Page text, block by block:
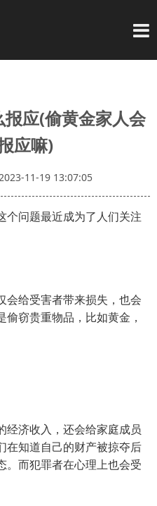
导
应(偷黄金家人会
应嘛)
11-19 13:07:05
个问题最近成为了人们关注
会给受害者带来损失，也会
窃贵重物品，比如黄金，
经济收入，还会给家庭成员
在知道自己的财产被掠夺后
。而犯罪者在心理上也会受